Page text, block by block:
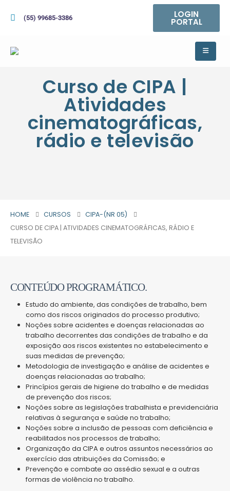
(55) 99685-3386 LOGIN
PORTAL
Curso de CIPA |
Atividades
cinematográficas,
rádio e televisão
HOME CURSOS
CIPA-(NR 05)
CURSO DE CIPA | ATIVIDADES CINEMATOGRÁFICAS, RÁDIO E
TELEVISÃO
CONTEÚDO PROGRAMÁTICO.
Estudo do ambiente, das condições de trabalho, bem
como dos riscos originados do processo produtivo;
Noções sobre acidentes e doenças relacionadas ao
trabalho decorrentes das condições de trabalho e da
exposição aos riscos existentes no estabelecimento e
suas medidas de prevenção;
Metodologia de investigação e análise de acidentes e
doenças relacionadas ao trabalho;
Princípios gerais de higiene do trabalho e de medidas
de prevenção dos riscos;
Noções sobre as legislações trabalhista e previdenciária
relativas à segurança e saúde no trabalho;
Noções sobre a inclusão de pessoas com deficiência e
reabilitados nos processos de trabalho;
Organização da CIPA e outros assuntos necessários ao
exercício das atribuições da Comissão; e
Prevenção e combate ao assédio sexual e a outras
formas de violência no trabalho.